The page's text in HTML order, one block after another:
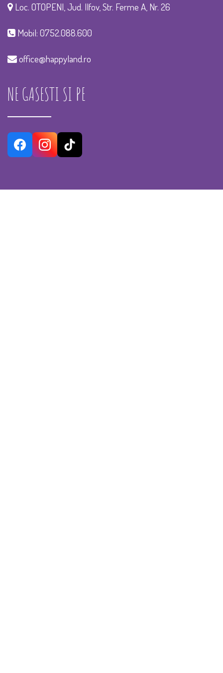
Loc. OTOPENI, Jud. Ilfov, Str. Ferme A, Nr. 26
Mobil: 0752.088.600
office@happyland.ro
NE GASESTI SI PE